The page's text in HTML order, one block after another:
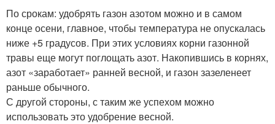
По срокам: удобрять газон азотом можно и в самом
конце осени, главное, чтобы температура не опускалась
ниже +5 градусов. При этих условиях корни газонной
травы еще могут поглощать азот. Накопившись в корнях,
азот «заработает» ранней весной, и газон зазеленеет
раньше обычного.
С другой стороны, с таким же успехом можно
использовать это удобрение весной.